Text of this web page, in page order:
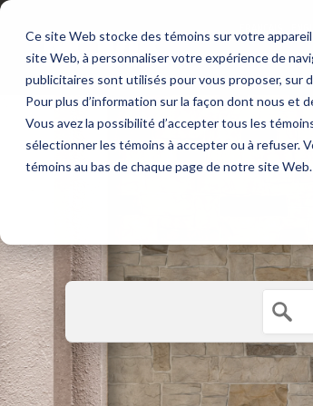
Ce site Web stocke des témoins sur votre
site Web, à personnaliser votre expérience de
publicitaires sont utilisés pour vous proposer, sur
Pour plus d’information sur la façon dont nous et
Vous avez la possibilité d’accepter tous les
sélectionner les témoins à accepter ou à refuser.
témoins au bas de chaque page de notre site Web.